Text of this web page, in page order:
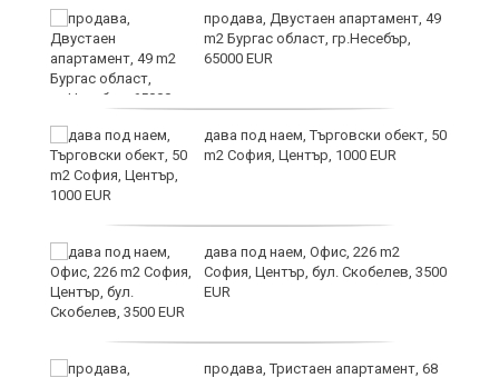
продава, Двустаен апартамент, 49
m2 Бургас област, гр.Несебър,
65000 EUR
дава под наем, Търговски обект, 50
m2 София, Център, 1000 EUR
дава под наем, Офис, 226 m2
София, Център, бул. Скобелев, 3500
EUR
продава, Тристаен апартамент, 68